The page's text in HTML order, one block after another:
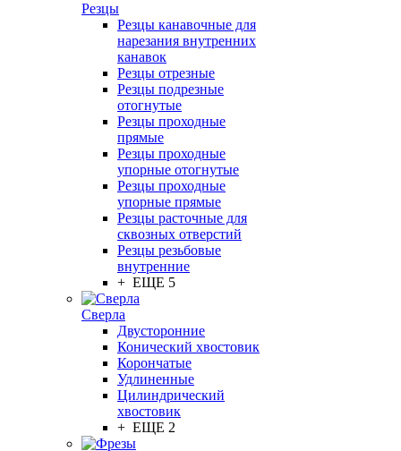
Резцы
Резцы канавочные для
нарезания внутренних
канавок
Резцы отрезные
Резцы подрезные
отогнутые
Резцы проходные
прямые
Резцы проходные
упорные отогнутые
Резцы проходные
упорные прямые
Резцы расточные для
сквозных отверстий
Резцы резьбовые
внутренние
+ ЕЩЕ 5
Сверла
Двусторонние
Конический хвостовик
Корончатые
Удлиненные
Цилиндрический
хвостовик
+ ЕЩЕ 2